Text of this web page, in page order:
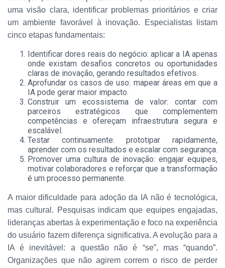
uma visão clara, identificar problemas prioritários e criar
um ambiente favorável à inovação. Especialistas listam
cinco etapas fundamentais:
Identificar dores reais do negócio: aplicar a IA apenas
onde existam desafios concretos ou oportunidades
claras de inovação, gerando resultados efetivos.
Aprofundar os casos de uso: mapear áreas em que a
IA pode gerar maior impacto.
Construir um ecossistema de valor: contar com
parceiros estratégicos que complementem
competências e ofereçam infraestrutura segura e
escalável.
Testar continuamente: prototipar rapidamente,
aprender com os resultados e escalar com segurança.
Promover uma cultura de inovação: engajar equipes,
motivar colaboradores e reforçar que a transformação
é um processo permanente.
A maior dificuldade para adoção da IA não é tecnológica,
mas cultural. Pesquisas indicam que equipes engajadas,
lideranças abertas à experimentação e foco na experiência
do usuário fazem diferença significativa. A evolução para a
IA é inevitável: a questão não é “se”, mas “quando”.
Organizações que não agirem correm o risco de perder